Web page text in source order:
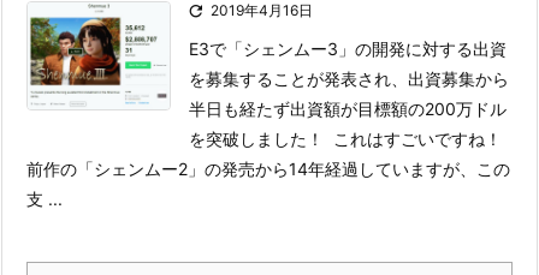
 2019年4月16日
E3で「シェンムー3」の開発に対する出資
を募集することが発表され、出資募集から
半日も経たず出資額が目標額の200万ドル
を突破しました！ これはすごいですね！
前作の「シェンムー2」の発売から14年経過していますが、この
支 ...